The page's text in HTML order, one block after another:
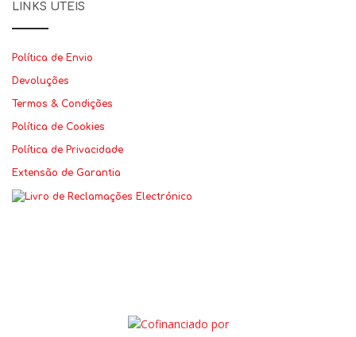
LINKS ÚTEIS
Política de Envio
Devoluções
Termos & Condições
Política de Cookies
Política de Privacidade
Extensão de Garantia